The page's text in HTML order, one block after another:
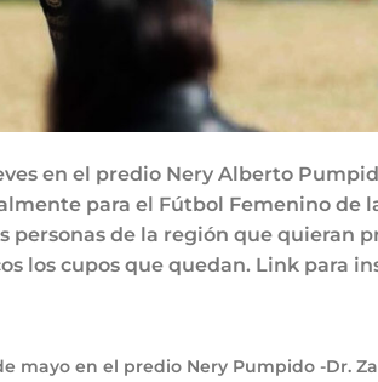
en el predio Nery Alberto
para el Fútbol Femenino de
personas de la región que quieran
los cupos que quedan. Link para
mayo en el predio Nery Pumpido -Dr.